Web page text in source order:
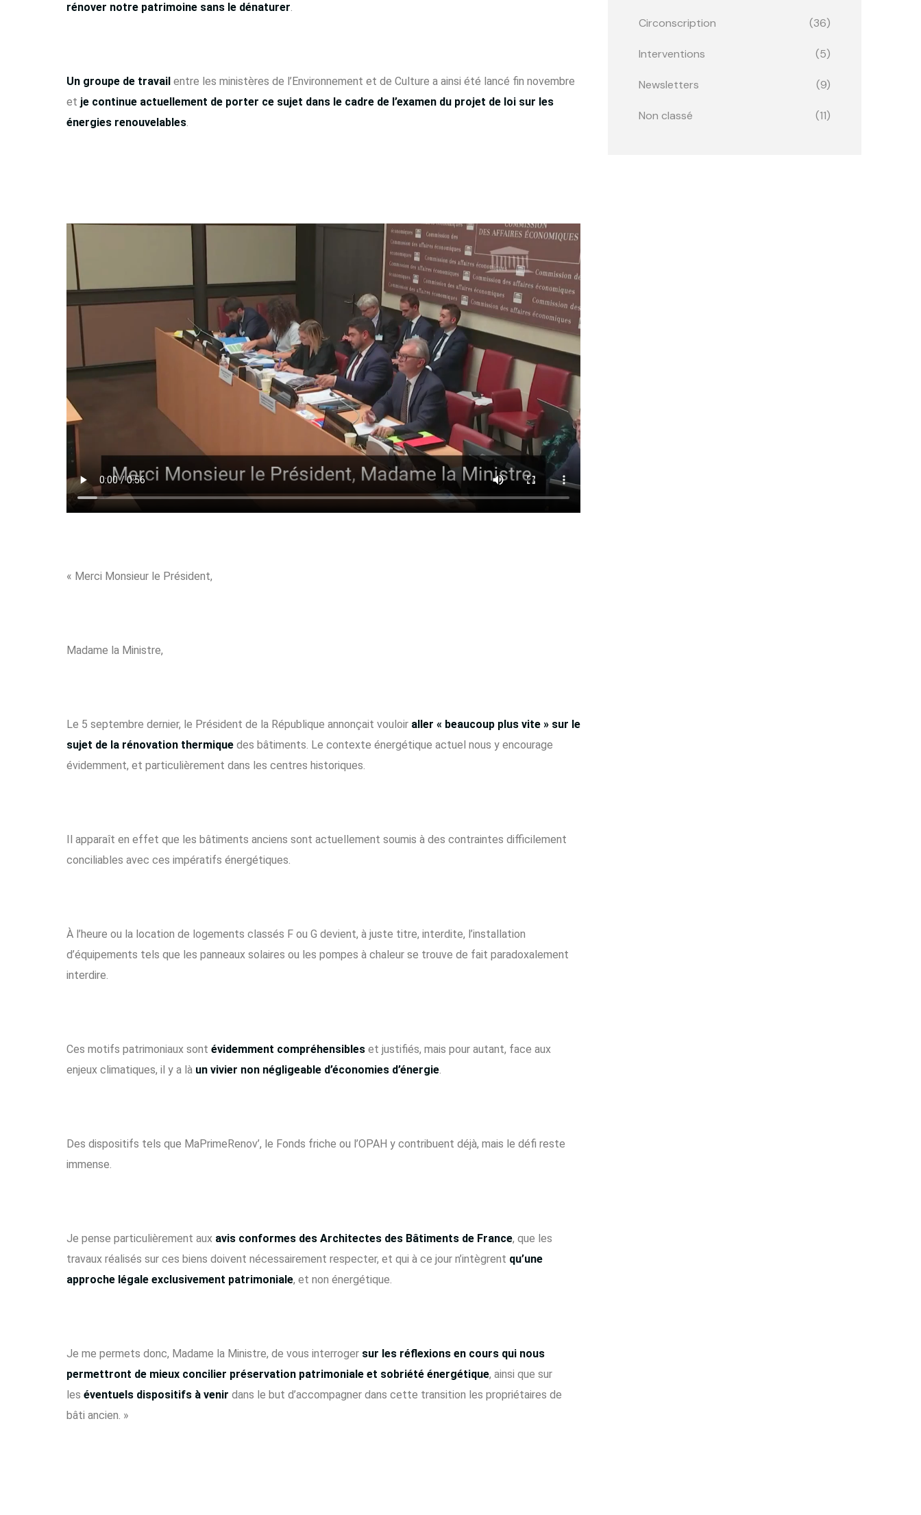
rénover notre patrimoine sans le dénaturer.
Un groupe de travail entre les ministères de l’Environnement et de Culture a ainsi été lancé fin novembre
et je continue actuellement de porter ce sujet dans le cadre de l’examen du projet de loi sur les
énergies renouvelables.
« Merci Monsieur le Président,
Madame la Ministre,
Le 5 septembre dernier, le Président de la République annonçait vouloir aller « beaucoup plus vite » sur le
sujet de la rénovation thermique des bâtiments. Le contexte énergétique actuel nous y encourage
évidemment, et particulièrement dans les centres historiques.
Il apparaît en effet que les bâtiments anciens sont actuellement soumis à des contraintes difficilement
conciliables avec ces impératifs énergétiques.
À l’heure ou la location de logements classés F ou G devient, à juste titre, interdite, l’installation
d’équipements tels que les panneaux solaires ou les pompes à chaleur se trouve de fait paradoxalement
interdire.
Ces motifs patrimoniaux sont évidemment compréhensibles et justifiés, mais pour autant, face aux
enjeux climatiques, il y a là un vivier non négligeable d’économies d’énergie.
Des dispositifs tels que MaPrimeRenov’, le Fonds friche ou l’OPAH y contribuent déjà, mais le défi reste
immense.
Je pense particulièrement aux avis conformes des Architectes des Bâtiments de France, que les
travaux réalisés sur ces biens doivent nécessairement respecter, et qui à ce jour n’intègrent qu’une
approche légale exclusivement patrimoniale, et non énergétique.
Je me permets donc, Madame la Ministre, de vous interroger sur les réflexions en cours qui nous
permettront de mieux concilier préservation patrimoniale et sobriété énergétique, ainsi que sur
les éventuels dispositifs à venir dans le but d’accompagner dans cette transition les propriétaires de
bâti ancien. »
Circonscription (36)
Interventions (5)
Newsletters (9)
Non classé (11)